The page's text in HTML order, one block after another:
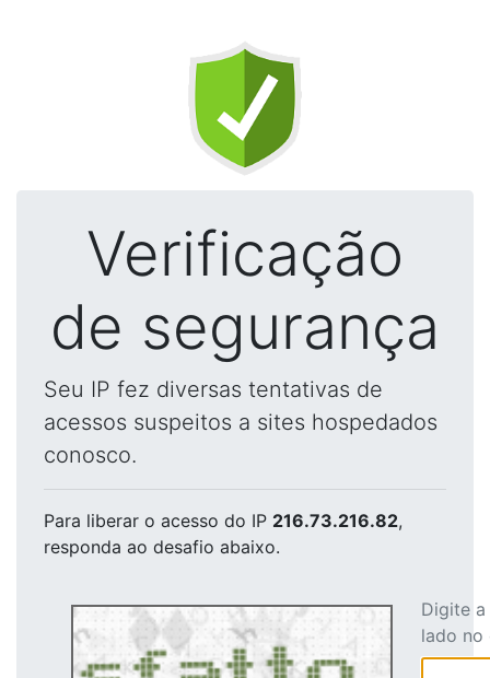
Verificação
de segurança
Seu IP fez diversas tentativas de
acessos suspeitos a sites hospedados
conosco.
Para liberar o acesso do IP 216.73.216.82,
responda ao desafio abaixo.
Digite
lado no